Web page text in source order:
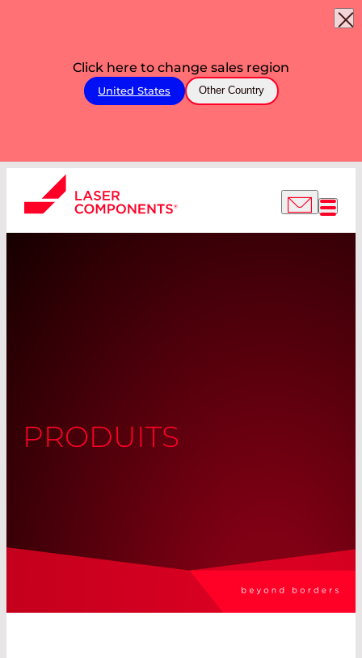
Click here to change sales region
United States Other Country
PRODUITS